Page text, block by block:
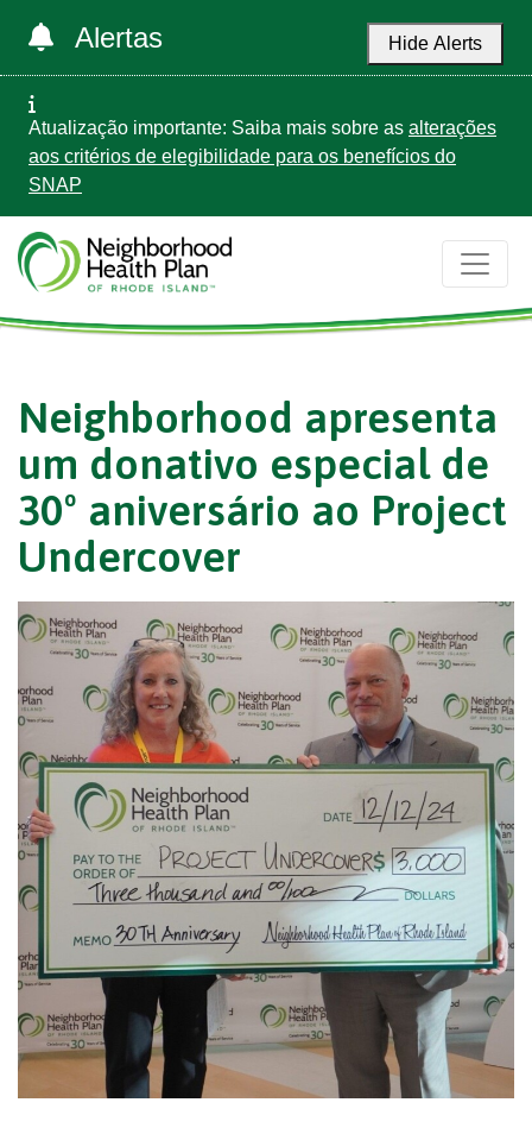
Alertas Hide Alerts
Atualização importante: Saiba mais sobre as alterações
aos critérios de elegibilidade para os benefícios do
SNAP
Neighborhood apresenta
um donativo especial de
30º aniversário ao Project
Undercover